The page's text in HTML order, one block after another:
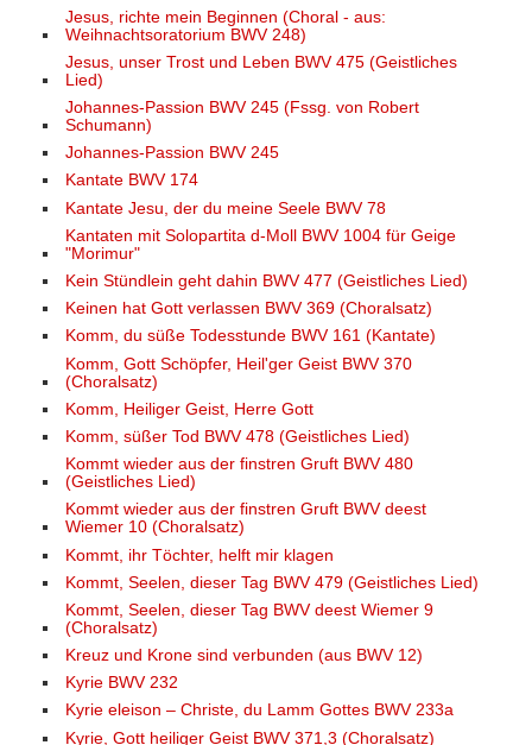
Jesus, richte mein Beginnen (Choral - aus:
Weihnachtsoratorium BWV 248)
Jesus, unser Trost und Leben BWV 475 (Geistliches
Lied)
Johannes-Passion BWV 245 (Fssg. von Robert
Schumann)
Johannes-Passion BWV 245
Kantate BWV 174
Kantate Jesu, der du meine Seele BWV 78
Kantaten mit Solopartita d-Moll BWV 1004 für Geige
"Morimur"
Kein Stündlein geht dahin BWV 477 (Geistliches Lied)
Keinen hat Gott verlassen BWV 369 (Choralsatz)
Komm, du süße Todesstunde BWV 161 (Kantate)
Komm, Gott Schöpfer, Heil'ger Geist BWV 370
(Choralsatz)
Komm, Heiliger Geist, Herre Gott
Komm, süßer Tod BWV 478 (Geistliches Lied)
Kommt wieder aus der finstren Gruft BWV 480
(Geistliches Lied)
Kommt wieder aus der finstren Gruft BWV deest
Wiemer 10 (Choralsatz)
Kommt, ihr Töchter, helft mir klagen
Kommt, Seelen, dieser Tag BWV 479 (Geistliches Lied)
Kommt, Seelen, dieser Tag BWV deest Wiemer 9
(Choralsatz)
Kreuz und Krone sind verbunden (aus BWV 12)
Kyrie BWV 232
Kyrie eleison – Christe, du Lamm Gottes BWV 233a
Kyrie, Gott heiliger Geist BWV 371,3 (Choralsatz)